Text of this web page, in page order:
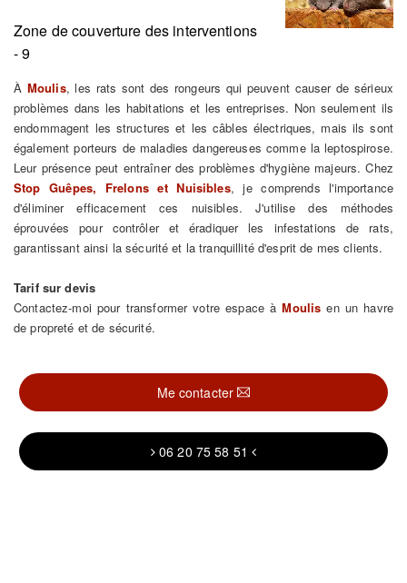
Zone de couverture des interventions
- 9
À Moulis, les rats sont des rongeurs qui peuvent causer de sérieux
problèmes dans les habitations et les entreprises. Non seulement ils
endommagent les structures et les câbles électriques, mais ils sont
également porteurs de maladies dangereuses comme la leptospirose.
Leur présence peut entraîner des problèmes d'hygiène majeurs. Chez
Stop Guêpes, Frelons et Nuisibles, je comprends l'importance
d'éliminer efficacement ces nuisibles. J'utilise des méthodes
éprouvées pour contrôler et éradiquer les infestations de rats,
garantissant ainsi la sécurité et la tranquillité d'esprit de mes clients.
Tarif sur devis
Contactez-moi pour transformer votre espace àMoulis en un havre
de propreté et de sécurité.
Me contacter
06 20 75 58 51